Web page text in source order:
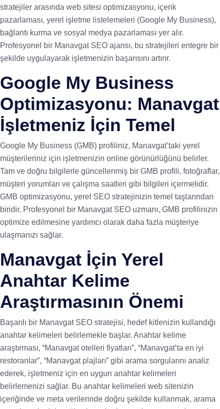
stratejiler arasında web sitesi optimizasyonu, içerik
pazarlaması, yerel işletme listelemeleri (Google My Business),
bağlantı kurma ve sosyal medya pazarlaması yer alır.
Profesyonel bir Manavgat SEO ajansı, bu stratejileri entegre bir
şekilde uygulayarak işletmenizin başarısını artırır.
Google My Business
Optimizasyonu: Manavgat
İşletmeniz İçin Temel
Google My Business (GMB) profiliniz, Manavgat’taki yerel
müşterileriniz için işletmenizin online görünürlüğünü belirler.
Tam ve doğru bilgilerle güncellenmiş bir GMB profili, fotoğraflar,
müşteri yorumları ve çalışma saatleri gibi bilgileri içermelidir.
GMB optimizasyonu, yerel SEO stratejinizin temel taşlarından
biridir. Profesyonel bir Manavgat SEO uzmanı, GMB profilinizin
optimize edilmesine yardımcı olarak daha fazla müşteriye
ulaşmanızı sağlar.
Manavgat İçin Yerel
Anahtar Kelime
Araştırmasının Önemi
Başarılı bir Manavgat SEO stratejisi, hedef kitlenizin kullandığı
anahtar kelimeleri belirlemekle başlar. Anahtar kelime
araştırması, “Manavgat otelleri fiyatları”, “Manavgat’ta en iyi
restoranlar”, “Manavgat plajları” gibi arama sorgularını analiz
ederek, işletmeniz için en uygun anahtar kelimeleri
belirlemenizi sağlar. Bu anahtar kelimeleri web sitenizin
içeriğinde ve meta verilerinde doğru şekilde kullanmak, arama